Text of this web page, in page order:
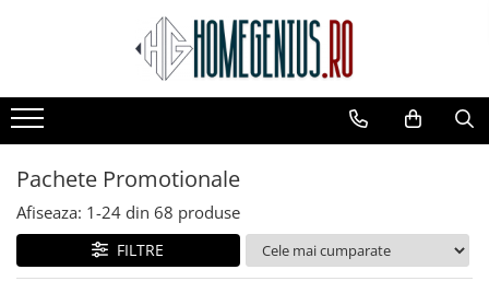
Toate Produsele
PACHETE PROMOTIONALE
CAMERE SUPRAVEGHERE
Camere IP WIFI Interior
Camere IP WIFI Exterior
Camere Supraveghere Solare
LAMPI SOLARE
Pachete Promotionale
Afiseaza: 1-24 din 68 produse
FILTRE